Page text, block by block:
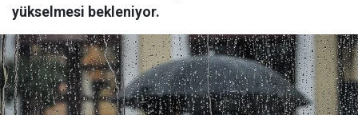
yükselmesi bekleniyor.